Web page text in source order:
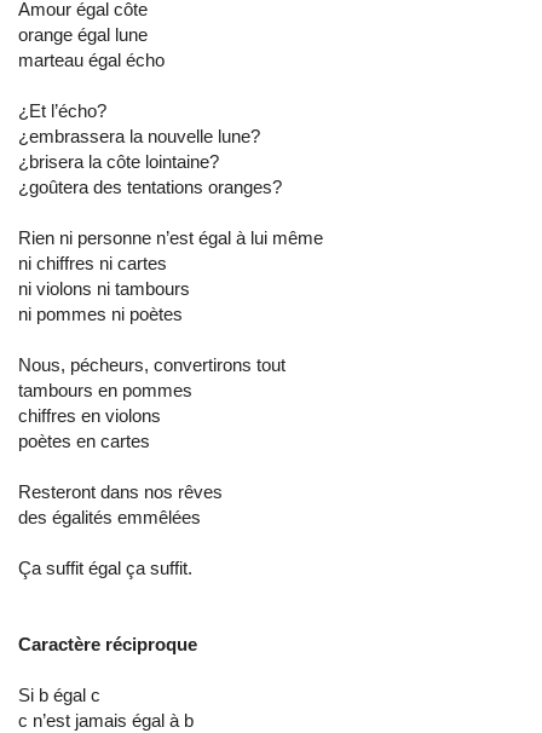
Amour égal côte
orange égal lune
marteau égal écho
¿Et l’écho?
¿embrassera la nouvelle lune?
¿brisera la côte lointaine?
¿goûtera des tentations oranges?
Rien ni personne n’est égal à lui même
ni chiffres ni cartes
ni violons ni tambours
ni pommes ni poètes
Nous, pécheurs, convertirons tout
tambours en pommes
chiffres en violons
poètes en cartes
Resteront dans nos rêves
des égalités emmêlées
Ça suffit égal ça suffit.
Caractère réciproque
Si b égal c
c n’est jamais égal à b